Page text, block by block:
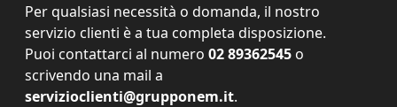
Per qualsiasi necessità o domanda, il nostro
servizio clienti è a tua completa disposizione.
Puoi contattarci al numero 02 89362545 o
scrivendo una mail a
servizioclienti@grupponem.it.